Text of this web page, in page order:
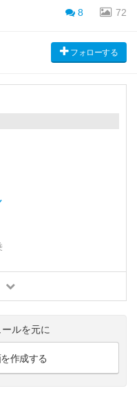
8 72
フォローする
ルを元に
作成する